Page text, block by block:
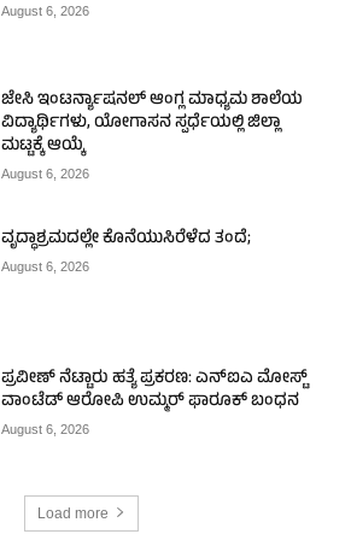
August 6, 2026
ಜೇಸಿ ಇಂಟರ್ನ್ಯಾಷನಲ್ ಆಂಗ್ಲ ಮಾಧ್ಯಮ ಶಾಲೆಯ
ವಿದ್ಯಾರ್ಥಿಗಳು, ಯೋಗಾಸನ ಸ್ಪರ್ಧೆಯಲ್ಲಿ ಜಿಲ್ಲಾ
ಮಟ್ಟಕ್ಕೆ ಆಯ್ಕೆ
August 6, 2026
ವೃದ್ಧಾಶ್ರಮದಲ್ಲೇ ಕೊನೆಯುಸಿರೆಳೆದ ತಂದೆ;
August 6, 2026
ಪ್ರವೀಣ್ ನೆಟ್ಟಾರು ಹತ್ಯೆ ಪ್ರಕರಣ: ಎನ್‌ಐಎ ಮೋಸ್ಟ್‌
ವಾಂಟೆಡ್‌ ಆರೋಪಿ ಉಮ್ಮರ್ ಫಾರೂಕ್ ಬಂಧನ
August 6, 2026
Load more